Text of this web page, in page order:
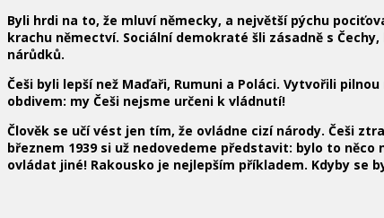
Byli hrdi na to, že mluví německy, a největší pýchu
krachu němectví. Sociální demokraté šli zásadně s
nárůdků.
Češi byli lepší než Maďaři, Rumuni a Poláci. Vytvořili
obdivem: my Češi nejsme určeni k vládnutí!
Člověk se učí vést jen tím, že ovládne cizí národy. Češi
březnem 1939 si už nedovedeme představit: bylo to
ovládat jiné! Rakousko je nejlepším příkladem. Kdyby se